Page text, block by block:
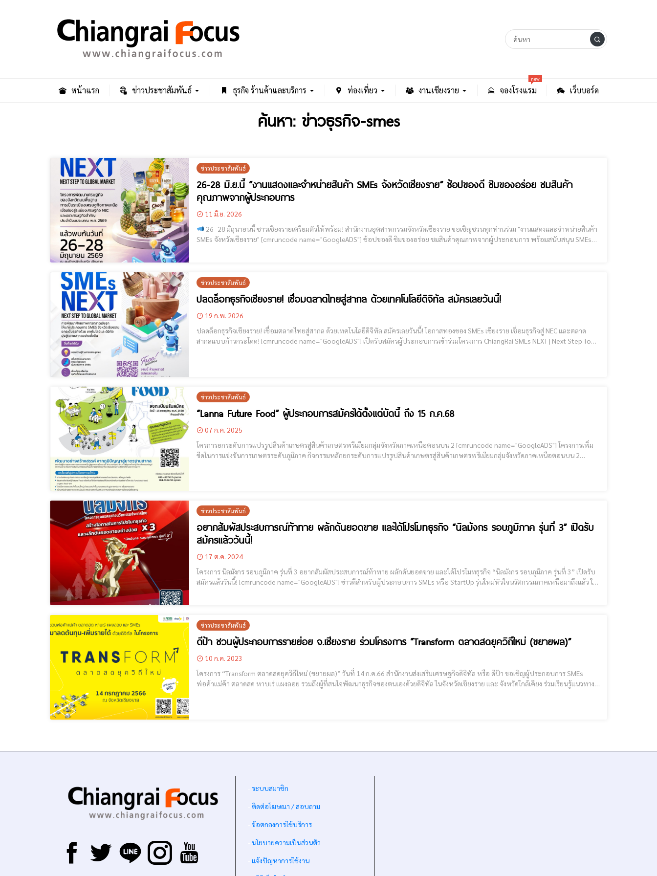
หน้าแรก ข่าวประชาสัมพันธ์ ธุรกิจ ร้านค้าและบริการ ท่องเที่ยว งานเชียงราย จองโรงแรม
new
เว็บบอร์ด
ค้นหา: ข่าวธุรกิจ-smes
ข่าวประชาสัมพันธ์
26-28 มิ.ย.นี้ “งานแสดงและจำหน่ายสินค้า SMEs จังหวัดเชียงราย” ช้อปของดี ชิมของอร่อย ชมสินค้า
คุณภาพจากผู้ประกอบการ
11 มิ.ย. 2026
26–28 มิถุนายนนี้ ชาวเชียงรายเตรียมตัวให้พร้อม! สำนักงานอุตสาหกรรมจังหวัดเชียงราย ขอเชิญชวนทุกท่านร่วม "งานแสดงและจำหน่ายสินค้า
SMEs จังหวัดเชียงราย" [cmruncode name="GoogleADS"] ช้อปของดี ชิมของอร่อย ชมสินค้าคุณภาพจากผู้ประกอบการ พร้อมสนับสนุน SMEs
ข่าวประชาสัมพันธ์
ปลดล็อกธุรกิจเชียงราย! เชื่อมตลาดไทยสู่สากล ด้วยเทคโนโลยีดิจิทัล สมัครเลยวันนี้!
19 ก.พ. 2026
ปลดล็อกธุรกิจเชียงราย! เชื่อมตลาดไทยสู่สากล ด้วยเทคโนโลยีดิจิทัล สมัครเลยวันนี้! โอกาสทองของ SMEs เชียงราย เชื่อมธุรกิจสู่ NEC และตลาด
สากลแบบก้าวกระโดด! [cmruncode name="GoogleADS"] เปิดรับสมัครผู้ประกอบการเข้าร่วมโครงการ ChiangRai SMEs NEXT | Next Step To
ข่าวประชาสัมพันธ์
“Lanna Future Food” ผู้ประกอบการสมัครได้ตั้งแต่บัดนี้ ถึง 15 ก.ค.68
07 ก.ค. 2025
โครการยกระดับการแปรรูปสินค้าเกษตรสู่สินค้าเกษตรพรีเมียมกลุ่มจังหวัดภาคเหนือตอนบน 2 [cmruncode name="GoogleADS"] โครงการเพิ่ม
ขีดในการแข่งขันการเกษตรระดับภูมิภาค กิจกรรมหลักยกระดับการแปรรูปสินค้าเกษตรสู่สินค้าเกษตรพรีเมียมกลุ่มจังหวัดภาคเหนือตอนบน 2
ข่าวประชาสัมพันธ์
อยากสัมผัสประสบการณ์ท้าทาย ผลักดันยอดขาย และได้โปรโมทธุรกิจ “นิลมังกร รอบภูมิภาค รุ่นที่ 3” เปิดรับ
สมัครแล้ววันนี้!
17 ต.ค. 2024
โครงการ นิลมังกร รอบภูมิภาค รุ่นที่ 3 อยากสัมผัสประสบการณ์ท้าทาย ผลักดันยอดขาย และได้โปรโมทธุรกิจ “นิลมังกร รอบภูมิภาค รุ่นที่ 3” เปิดรับ
สมัครแล้ววันนี้! [cmruncode name="GoogleADS"] ข่าวดีสำหรับผู้ประกอบการ SMEs หรือ StartUp รุ่นใหม่หัวใจนวัตกรรมภาคเหนือมาถึงแล้ว ใน
ข่าวประชาสัมพันธ์
ดีป้า ชวนผู้ประกอบการรายย่อย จ.เชียงราย ร่วมโครงการ “Transform ตลาดสดยุควิถีใหม่ (ขยายผล)”
10 ก.ค. 2023
โครงการ “Transform ตลาดสดยุควิถีใหม่ (ขยายผล)” วันที่ 14 ก.ค.66 สำนักงานส่งเสริมเศรษฐกิจดิจิทัล หรือ ดีป้า ขอเชิญผู้ประกอบการ SMEs
พ่อค้าแม่ค้า ตลาดสด หาบเร่ แผงลอย รวมถึงผู้ที่สนใจพัฒนาธุรกิจของตนเองด้วยดิจิทัล ในจังหวัดเชียงราย และ จังหวัดใกล้เคียง ร่วมเรียนรู้แนวทาง
ระบบสมาชิก
ติดต่อโฆษณา / สอบถาม
ข้อตกลงการใช้บริการ
นโยบายความเป็นส่วนตัว
แจ้งปัญหาการใช้งาน